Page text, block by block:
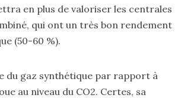
en plus de valoriser les centrales
qui ont un très bon rendement
(50-60 %).
du gaz synthétique par rapport à
au niveau du CO2. Certes, sa